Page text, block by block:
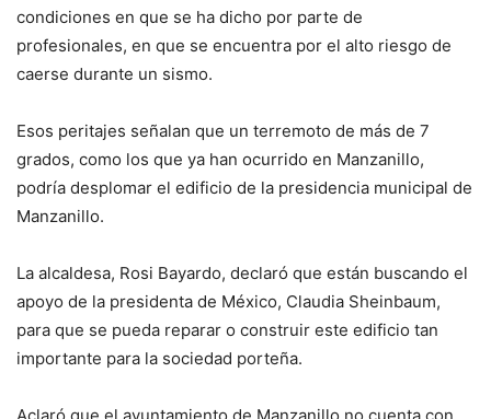
condiciones en que se ha dicho por parte de
profesionales, en que se encuentra por el alto riesgo de
caerse durante un sismo.
Esos peritajes señalan que un terremoto de más de 7
grados, como los que ya han ocurrido en Manzanillo,
podría desplomar el edificio de la presidencia municipal de
Manzanillo.
La alcaldesa, Rosi Bayardo, declaró que están buscando el
apoyo de la presidenta de México, Claudia Sheinbaum,
para que se pueda reparar o construir este edificio tan
importante para la sociedad porteña.
Aclaró que el ayuntamiento de Manzanillo no cuenta con